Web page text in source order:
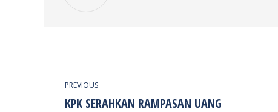
NAVIGATION
PREVIOUS
KPK SERAHKAN RAMPASAN UANG